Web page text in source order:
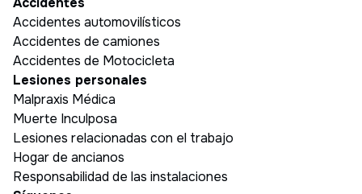
Accidentes automovilísticos
Accidentes de camiones
Accidentes de Motocicleta
Lesiones personales
Malpraxis Médica
Muerte Inculposa
Lesiones relacionadas con el trabajo
Hogar de ancianos
Responsabilidad de las instalaciones